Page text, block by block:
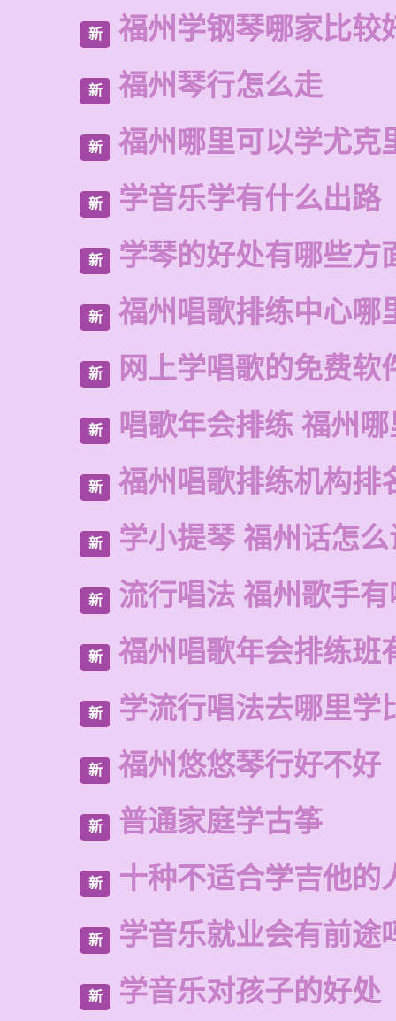
新 福州学钢琴哪家比较
新 福州琴行怎么走
新 福州哪里可以学尤克
新 学音乐学有什么出路
新 学琴的好处有哪些方
新 福州唱歌排练中心哪
新 网上学唱歌的免费软
新 唱歌年会排练 福州
新 福州唱歌排练机构排
新 学小提琴 福州话怎
新 流行唱法 福州歌手
新 福州唱歌年会排练班
新 学流行唱法去哪里学
新 福州悠悠琴行好不好
新 普通家庭学古筝
新 十种不适合学吉他的
新 学音乐就业会有前途
新 学音乐对孩子的好处